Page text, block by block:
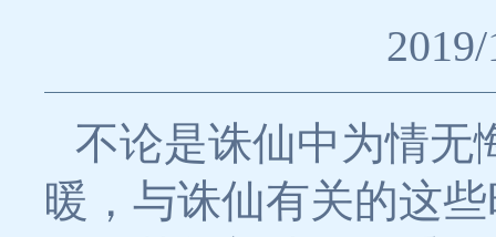
不论是诛仙中为情无
暖，与诛仙有关的这